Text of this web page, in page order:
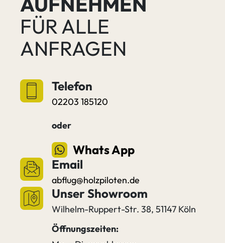
FÜR ALLE
ANFRAGEN
Telefon
02203 185120
oder
Whats App
Email
abflug@holzpiloten.de
Unser Showroom
Wilhelm-Ruppert-Str. 38, 51147 Köln
Öffnungszeiten: